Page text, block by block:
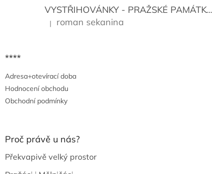
VYSTŘIHOVÁNKY - PRAŽSKÉ PAMÁTKY
Hodnocení produktu je 5 z 5 hvězdiček.
| roman sekanina
****
Adresa+otevírací doba
Hodnocení obchodu
Obchodní podmínky
Proč právě u nás?
Překvapivě velký prostor